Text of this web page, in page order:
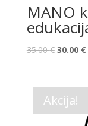
MANO
35.00€ 30.00 €
Akcija!